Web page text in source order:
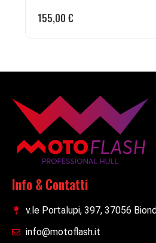
155,00 €
Info & Contatti
v.le Portalupi, 397, 37056
info@motoflash.it